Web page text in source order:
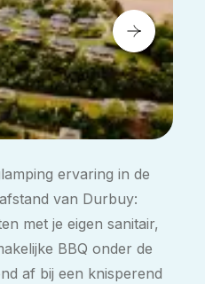
ervaring in de
van Durbuy:
met je eigen sanitair,
BBQ onder de
af bij een knisperend